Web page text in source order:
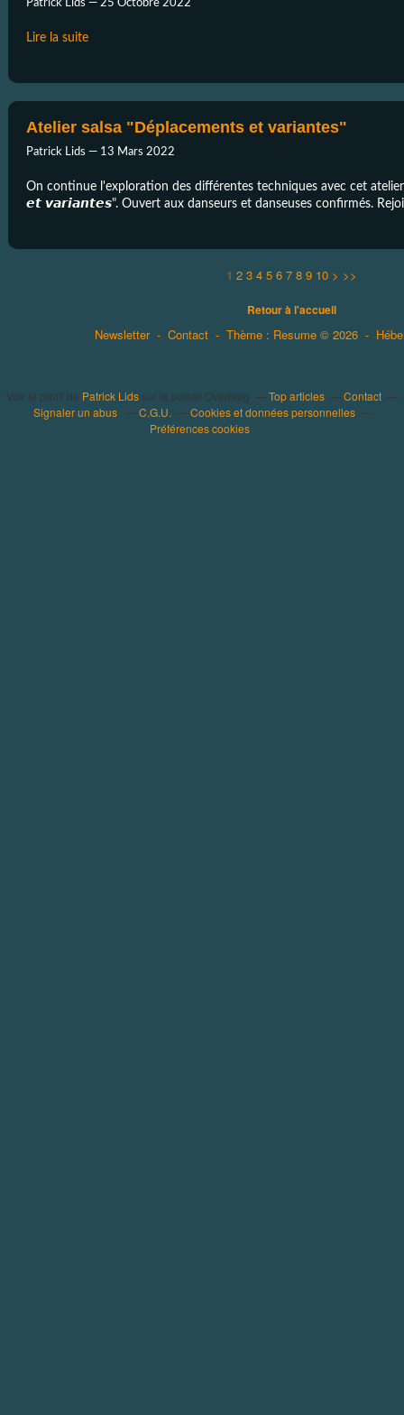
Patrick Lids — 25 Octobre 2022
Lire la suite
Atelier salsa "Déplacements et variantes"
Patrick Lids — 13 Mars 2022
On continue l'exploration des différentes techniques avec cet
𝙚𝙩 𝙫𝙖𝙧𝙞𝙖𝙣𝙩𝙚𝙨". Ouvert aux danseurs et danseuses confirmés.
1 2 3 4 5 6 7 8 9 10 > >>
Retour à l'accueil
Newsletter - Contact - Thème : Resume © 2026 -
Voir le profil de Patrick Lids sur le portail Overblog Top articles
Contact
Signaler un abus
C.G.U.
Cookies et données personnelles
Préférences cookies